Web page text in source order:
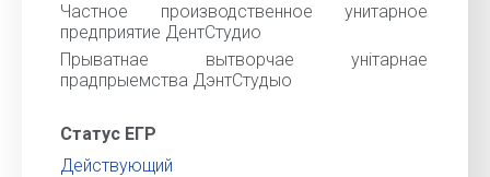
Частное производственное унитарное
предприятие ДентСтудио
Прыватнае вытворчае унiтарнае
прадпрыемства ДэнтСтудыо
Статус ЕГР
Действующий